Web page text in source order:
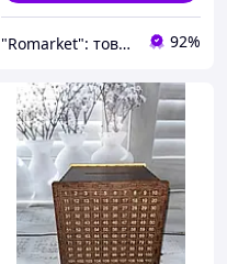
"Romarket": товари для домашнього затишку! 92%